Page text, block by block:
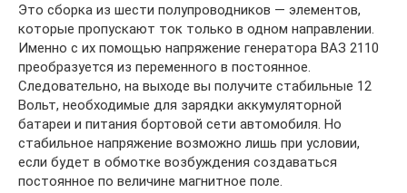
Это сборка из шести полупроводников — элементов,
которые пропускают ток только в одном направлении.
Именно с их помощью напряжение генератора ВАЗ 2110
преобразуется из переменного в постоянное.
Следовательно, на выходе вы получите стабильные 12
Вольт, необходимые для зарядки аккумуляторной
батареи и питания бортовой сети автомобиля. Но
стабильное напряжение возможно лишь при условии,
если будет в обмотке возбуждения создаваться
постоянное по величине магнитное поле.